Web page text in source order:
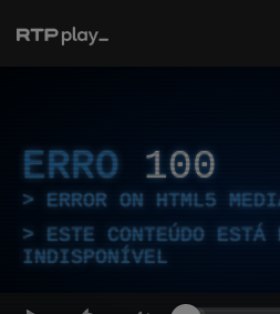
ERRO 100
ERROR ON HTML5
ESTE CONTEÚDO ESTÁ
INDISPONÍVEL